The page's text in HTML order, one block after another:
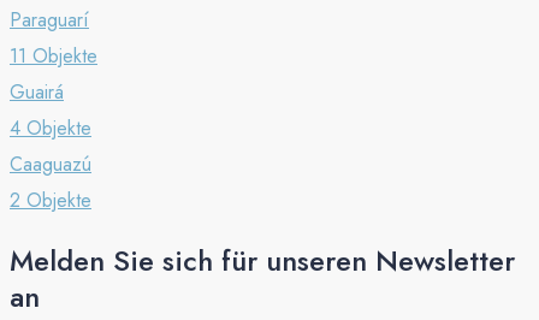
Paraguarí
11 Objekte
Guairá
4 Objekte
Caaguazú
2 Objekte
Melden Sie sich für unseren Newsletter
an